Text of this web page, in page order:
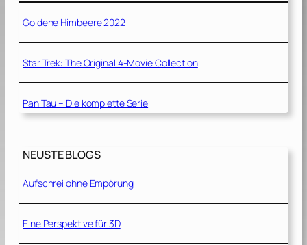
Goldene Himbeere 2022
Star Trek: The Original 4-Movie Collection
Pan Tau – Die komplette Serie
NEUSTE BLOGS
Aufschrei ohne Empörung
Eine Perspektive für 3D